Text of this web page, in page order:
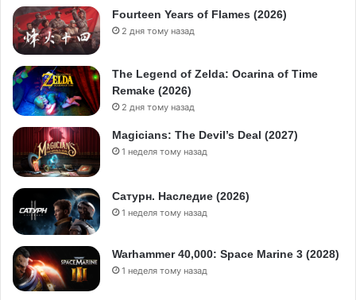
Fourteen Years of Flames (2026)
2 дня тому назад
The Legend of Zelda: Ocarina of Time
Remake (2026)
2 дня тому назад
Magicians: The Devil’s Deal (2027)
1 неделя тому назад
Сатурн. Наследие (2026)
1 неделя тому назад
Warhammer 40,000: Space Marine 3 (2028)
1 неделя тому назад